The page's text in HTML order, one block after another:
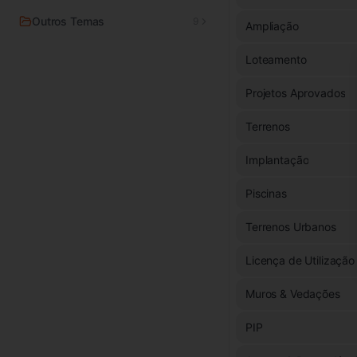
Outros Temas Ampliação
Loteamento
Projetos Aprovados
Terrenos
Implantação
Piscinas
Terrenos Urbanos
Licença de Utilização
Muros & Vedações
PIP